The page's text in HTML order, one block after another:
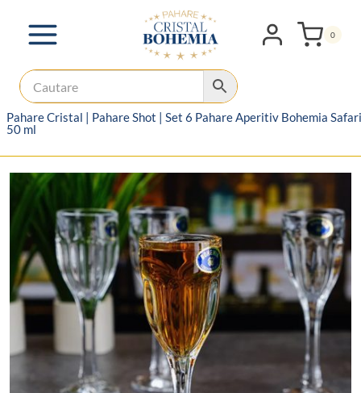
0
Pahare Cristal | Pahare Shot | Set 6 Pahare Aperitiv Bohemia Safari
50 ml